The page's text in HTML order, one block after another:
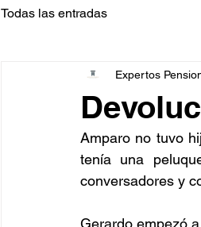
Todas las entradas
Expertos
Amparo no tuvo
tenía una
conversadores y
Gerardo empezó